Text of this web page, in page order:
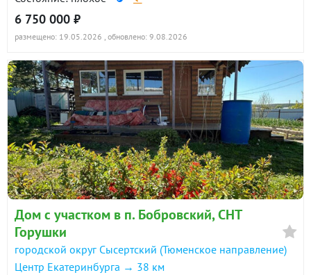
6 750 000 ₽
размещено: 19.05.2026 , обновлено: 9.08.2026
Дом с участком в п. Бобровский, СНТ
Горушки
городской округ Сысертский (Тюменское направление)
Центр Екатеринбурга → 38 км